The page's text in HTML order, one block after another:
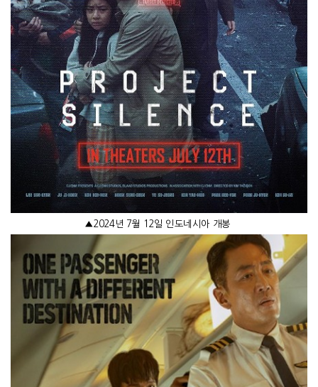
▲2024년 7월 12일 인도네시아 개봉